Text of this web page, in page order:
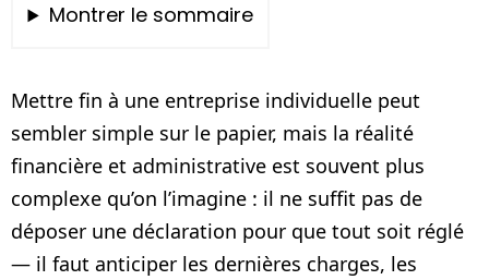
Montrer le sommaire
Mettre fin à une entreprise individuelle peut
sembler simple sur le papier, mais la réalité
financière et administrative est souvent plus
complexe qu’on l’imagine : il ne suffit pas de
déposer une déclaration pour que tout soit réglé
— il faut anticiper les dernières charges, les